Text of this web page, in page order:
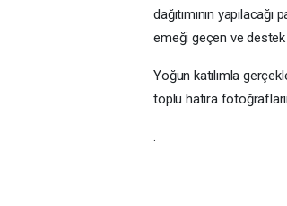
dağıtımının
emeği geçen ve destek
Yoğun katılımla
toplu hatıra
.